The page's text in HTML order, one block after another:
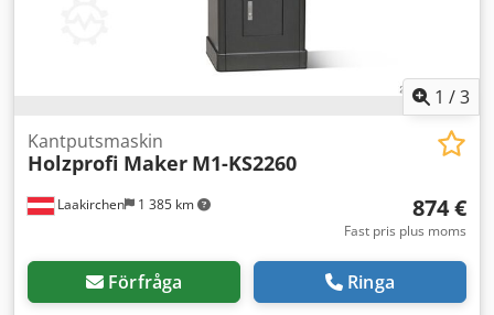
1 /3
Laakirchen 1 385 km
Kantputsmaskin
Holzprofi Maker M1-KS2260
874 €
Fast pris plus moms
Förfråga Ringa